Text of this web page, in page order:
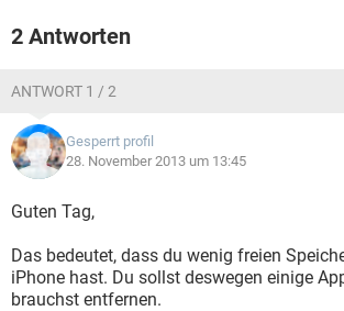
2 Antworten
ANTWORT 1 / 2
Gesperrt profil
28. November 2013 um 13:45
Guten Tag,
Das bedeutet, dass du wenig freien
iPhone hast. Du sollst deswegen einige
brauchst entfernen.